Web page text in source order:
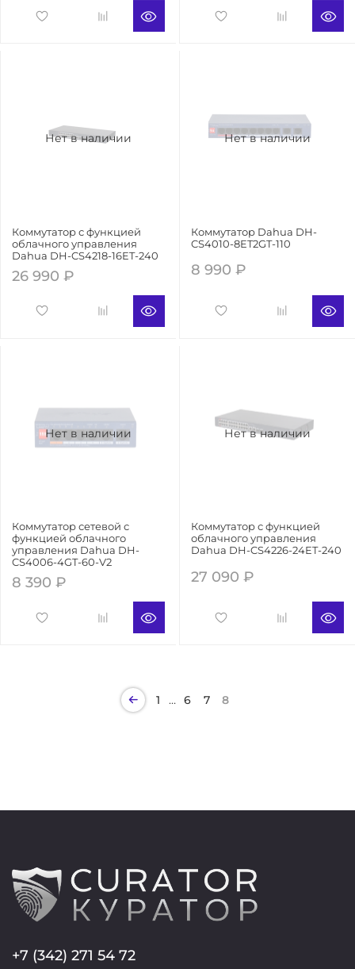
Нет в наличии
Коммутатор с функцией
облачного управления
Dahua DH-CS4218-16ET-240
26 990 ₽
Нет в наличии
Коммутатор Dahua DH-
CS4010-8ET2GT-110
8 990 ₽
Нет в наличии
Коммутатор сетевой с
функцией облачного
управления Dahua DH-
CS4006-4GT-60-V2
8 390 ₽
Нет в наличии
Коммутатор с функцией
облачного управления
Dahua DH-CS4226-24ET-240
27 090 ₽
1 … 6 7 8
+7 (342) 271 54 72